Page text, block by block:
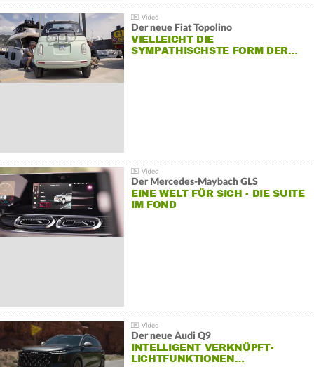
Der neue Fiat Topolino
VIELLEICHT DIE
SYMPATHISCHSTE FORM DER…
Der Mercedes‑Maybach GLS
EINE WELT FÜR SICH - DIE SUITE
IM FOND
Der neue Audi Q9
INTELLIGENT VERKNÜPFT-
LICHTFUNKTIONEN…